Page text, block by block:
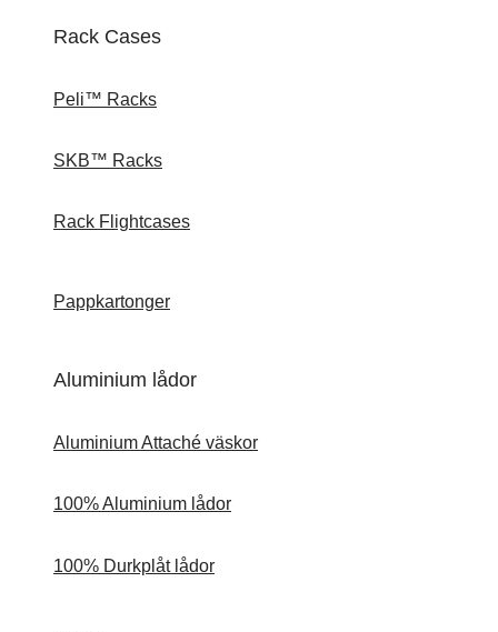
Rack Cases
Peli™ Racks
SKB™ Racks
Rack Flightcases
Pappkartonger
Aluminium lådor
Aluminium Attaché väskor
100% Aluminium lådor
100% Durkplåt lådor